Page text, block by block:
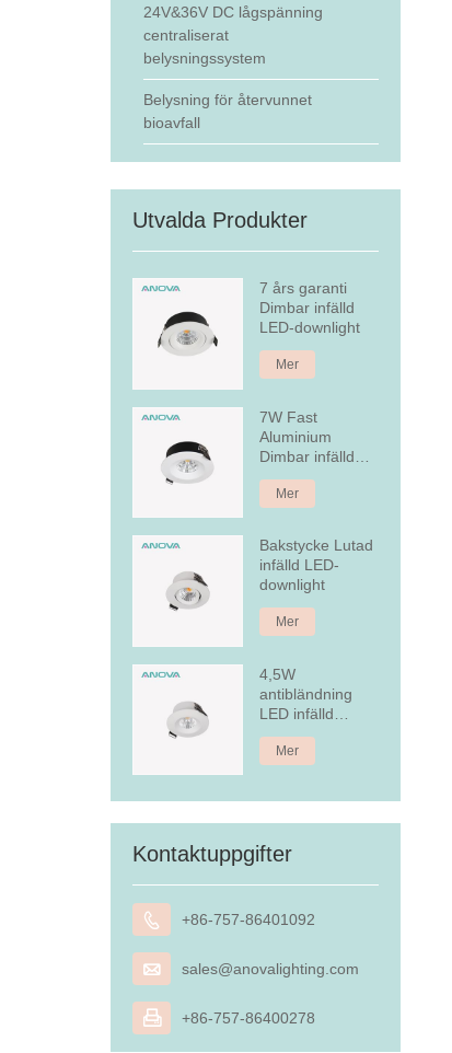
24V&36V DC lågspänning
centraliserat
belysningssystem
Belysning för återvunnet
bioavfall
Utvalda Produkter
7 års garanti
Dimbar infälld
LED-downlight
Mer
7W Fast
Aluminium
Dimbar infälld
LED Downlight
Mer
Bakstycke Lutad
infälld LED-
downlight
Mer
4,5W
antibländning
LED infälld
nedljus
Mer
Kontaktuppgifter
 +86-757-86401092
 sales@anovalighting.com
 +86-757-86400278